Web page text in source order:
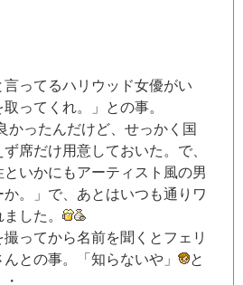
ってるハリウッド女優がい
ってくれ。」との事。
かったんだけど、せっかく国
席だけ用意しておいた。で、
いかにもアーティスト風の男
。」で、あとはいつも通りワ
した。
ってから名前を聞くとフェリ
との事。「知らないや」
と